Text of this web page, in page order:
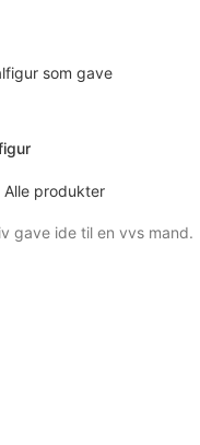
Alle produkter
gave ide til en vvs mand.